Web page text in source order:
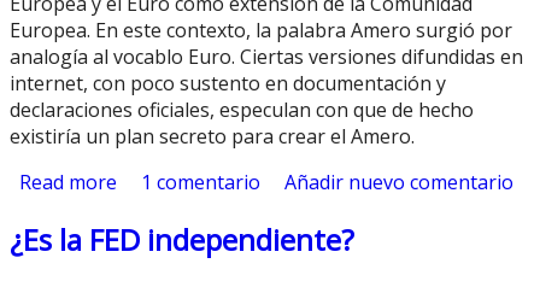
Europea. En este contexto, la palabra Amero surgió por
analogía al vocablo Euro. Ciertas versiones difundidas en
internet, con poco sustento en documentación y
declaraciones oficiales, especulan con que de hecho
existiría un plan secreto para crear el Amero.
Read more about Amero
1 comentario Añadir nuevo comentario
¿Es la FED independiente?